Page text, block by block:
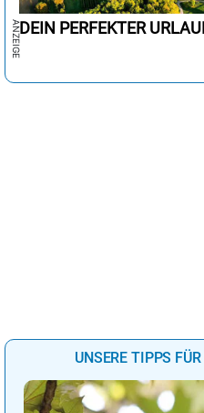
DEIN PERFEKTER
UNSERE TIPPS